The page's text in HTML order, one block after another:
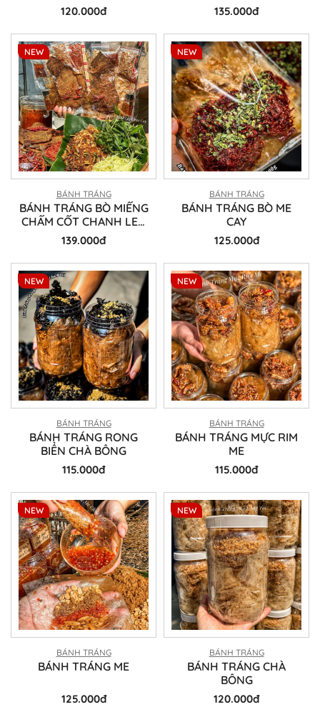
120.000đ 135.000đ
BÁNH TRÁNG
BÁNH TRÁNG BÒ MIẾNG
CHẤM CỐT CHANH LEO
CHUA CAY
139.000đ
NEW
BÁNH TRÁNG
BÁNH TRÁNG BÒ ME
CAY
125.000đ
NEW
BÁNH TRÁNG
BÁNH TRÁNG RONG
BIỂN CHÀ BÔNG
115.000đ
NEW
BÁNH TRÁNG
BÁNH TRÁNG MỰC RIM
ME
115.000đ
NEW
BÁNH TRÁNG
BÁNH TRÁNG ME
125.000đ
NEW
BÁNH TRÁNG
BÁNH TRÁNG CHÀ
BÔNG
120.000đ
NEW